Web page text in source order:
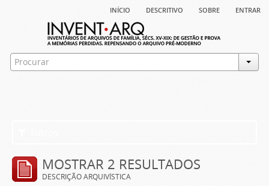
início descritivo sobre entrar
MOSTRAR 2 RESULTADOS
DESCRIÇÃO ARQUIVÍSTICA